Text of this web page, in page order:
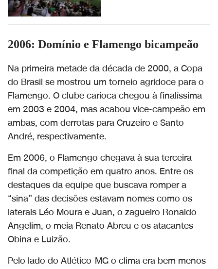
2006: Domínio e Flamengo bicampeão
Na primeira metade da década de 2000, a Copa
do Brasil se mostrou um torneio agridoce para o
Flamengo. O clube carioca chegou à finalíssima
em 2003 e 2004, mas acabou vice-campeão em
ambas, com derrotas para Cruzeiro e Santo
André, respectivamente.
Em 2006, o Flamengo chegava à sua terceira
final da competição em quatro anos. Entre os
destaques da equipe que buscava romper a
“sina” das decisões estavam nomes como os
laterais Léo Moura e Juan, o zagueiro Ronaldo
Angelim, o meia Renato Abreu e os atacantes
Obina e Luizão.
Pelo lado do Atlético-MG o clima era bem menos